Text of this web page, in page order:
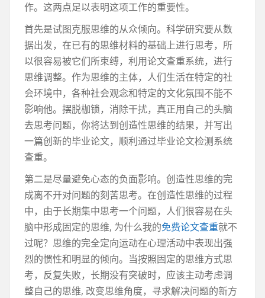
作。这两点足以表明这项工作的重要性。
首先是试图克服思维的从众倾向。科学研究要从数
据出发，在已有的思维材料的基础上进行思考，所
以很容易被它们所束缚，利用论文查重系统，进行
思维调整。作为思维的主体，人们生活在特定的社
会环境中，各种社会观念和特定的文化氛围不能不
影响他。摆脱枷锁，消除干扰，真正用自己的头脑
去思考问题，你将达到创造性思维的结果，并写出
一篇创新的毕业论文，顺利通过毕业论文检测系统
查重。
第二是尽量避免心态的负面影响。创造性思维的完
成离不开对问题的刻苦思考。在创造性思维的过程
中，由于长期集中思考一个问题，人们很容易在头
脑中形成固定的思维, 为什么我的免费论文查重就不
过呢？思维的完全定向运动在心理活动中表现出强
烈的惯性和明显的倾向。当按照固定的思维方式思
考，反复失败，长期没有突破时，应该主动考虑调
整自己的思维, 改变思维角度，寻求解决问题的新方